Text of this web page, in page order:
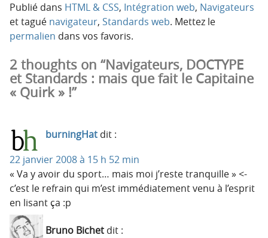
Publié dans HTML & CSS, Intégration web, Navigateurs
et tagué navigateur, Standards web. Mettez le
permalien dans vos favoris.
2 thoughts on “Navigateurs, DOCTYPE
et Standards : mais que fait le Capitaine
« Quirk » !”
burningHat dit :
22 janvier 2008 à 15 h 52 min
« Va y avoir du sport… mais moi j’reste tranquille » <-
c’est le refrain qui m’est immédiatement venu à l’esprit
en lisant ça :p
Bruno Bichet dit :